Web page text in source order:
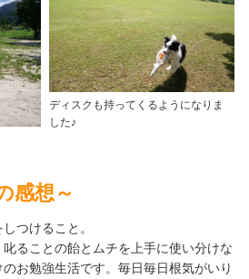
ディスクも持ってくるようになりま
した♪
感想～
つけること。
ることの飴とムチを上手に使い分けな
お勉強生活です。毎日毎日根気がいり